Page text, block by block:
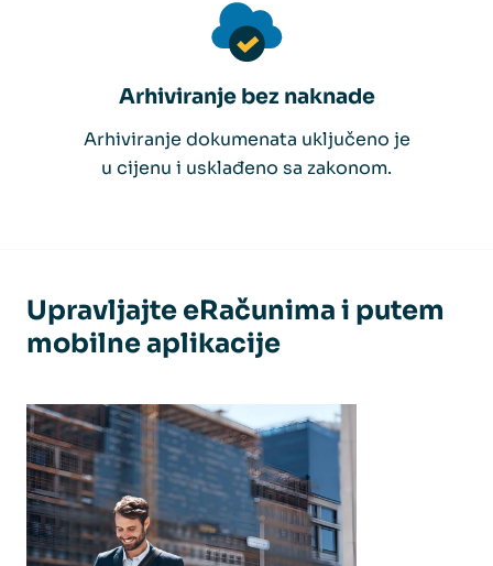
Arhiviranje bez naknade
Arhiviranje dokumenata uključeno je
u cijenu i usklađeno sa zakonom.
Upravljajte eRačunima i putem
mobilne aplikacije